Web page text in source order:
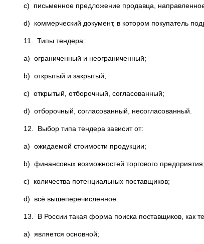
c) письменное предложение продавца,
d) коммерческий документ, в котором покупатель
11. Типы тендера:
a) ограниченный и неограниченный;
b) открытый и закрытый;
c) открытый, отборочный, согласованный;
d) отборочный, согласованный, несогласованный.
12. Выбор типа тендера зависит от:
a) ожидаемой стоимости продукции;
b) финансовых возможностей торгового предприятия;
c) количества потенциальных поставщиков;
d) всё вышеперечисленное.
13. В России такая форма поиска поставщиков, как
a) является основной;